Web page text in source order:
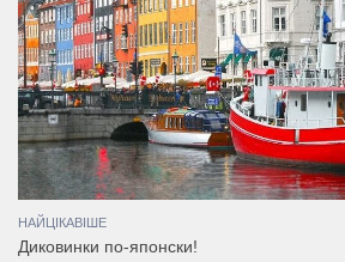
НАЙЦІКАВІШЕ
Диковинки по-японски!